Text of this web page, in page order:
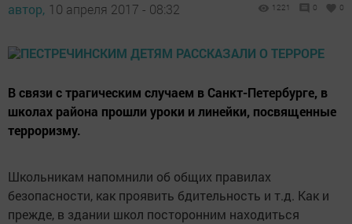
автор, 10 апреля 2017 - 08:32 1221 0 0
В связи с трагическим случаем в Санкт-Петербурге, в
школах района прошли уроки и линейки, посвященные
терроризму.
Школьникам напомнили об общих правилах
безопасности, как проявить бдительность и т.д. Как и
прежде, в здании школ посторонним находиться